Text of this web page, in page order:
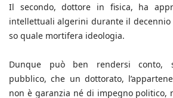
Il secondo, dottore in fisica, ha
intellettuali algerini durante il
so quale mortifera ideologia.
Dunque può ben rendersi conto,
pubblico, che un dottorato,
non è garanzia né di impegno politico,